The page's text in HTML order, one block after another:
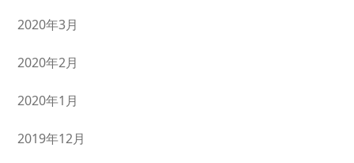
2020年3月
2020年2月
2020年1月
2019年12月